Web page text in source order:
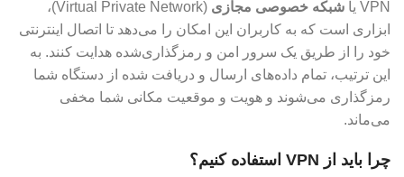
VPN یا شبکه خصوصی مجازی
(Virtual Private Network)،
ابزاری است که به کاربران این امکان را می‌دهد تا اتصال اینترنتی
خود را از طریق یک سرور امن و رمزگذاری‌شده هدایت کنند. به
این ترتیب، تمام داده‌های ارسال و دریافت شده از دستگاه شما
رمزگذاری می‌شوند و هویت و موقعیت مکانی شما مخفی
می‌ماند.
چرا باید از VPN استفاده کنیم؟